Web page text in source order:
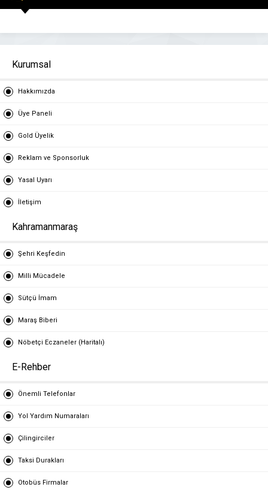
Kurumsal
Hakkımızda
Üye Paneli
Gold Üyelik
Reklam ve Sponsorluk
Yasal Uyarı
İletişim
Kahramanmaraş
Şehri Keşfedin
Milli Mücadele
Sütçü İmam
Maraş Biberi
Nöbetçi Eczaneler (Haritalı)
E-Rehber
Önemli Telefonlar
Yol Yardım Numaraları
Çilingirciler
Taksi Durakları
Otobüs Firmalar